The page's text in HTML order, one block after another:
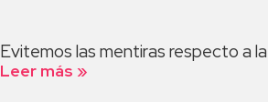
Evitemos las mentiras respecto a
Leer más »